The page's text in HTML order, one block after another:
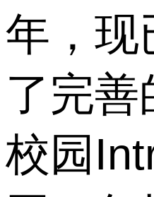
年，现
了完善
校园